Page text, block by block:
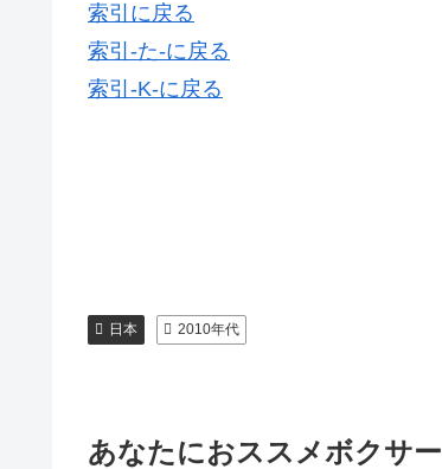
索引に戻る
索引-た-に戻る
索引-K-に戻る
日本 2010年代
あなたにおススメボクサー